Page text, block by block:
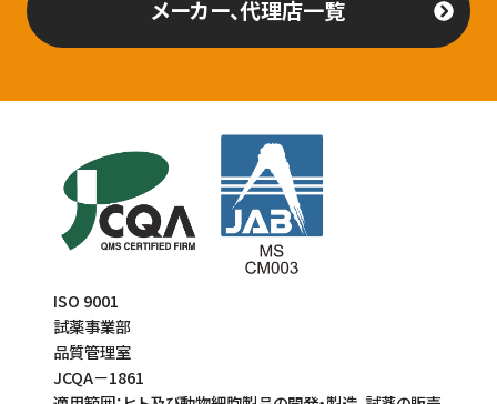
メーカー、代理店一覧
ISO 9001
試薬事業部
品質管理室
JCQA－1861